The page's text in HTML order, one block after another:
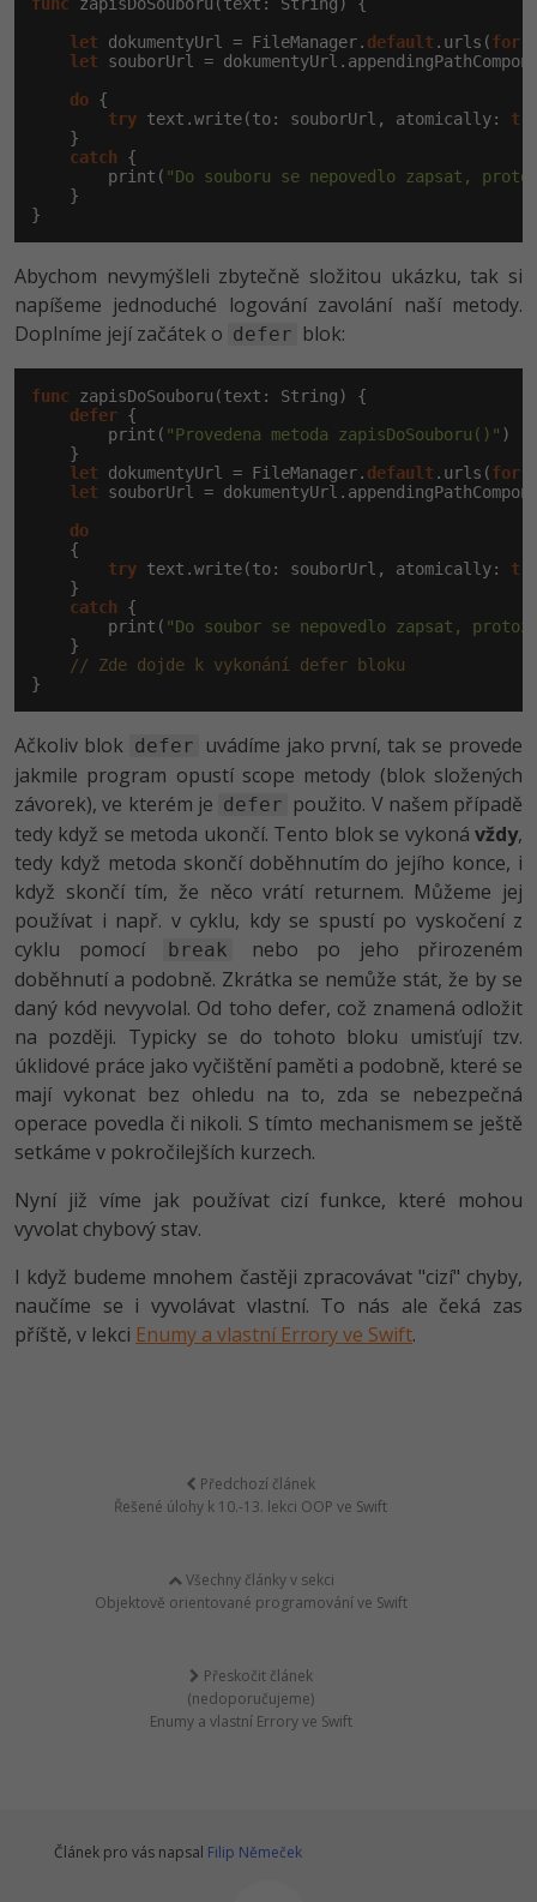
let dokumentyUrl = FileManager. default .urls(for
let souborUrl =
do {
try text.write(to: souborUrl, atomically:
    }
catch {
        print(
"Do souboru se nepovedlo zapsat,
    }
}
Abychom nevymýšleli zbytečně složitou ukázku, tak si
napíšeme jednoduché logování zavolání naší metody.
Doplníme její začátek o defer blok:
func zapisDoSouboru(text: String) {
defer {
        print(
"Provedena metoda zapisDoSouboru()" )
    }
let dokumentyUrl = FileManager. default .urls(for
let souborUrl =
do
    {
try text.write(to: souborUrl, atomically:
    }
catch {
        print(
"Do soubor se nepovedlo zapsat,
    }
// Zde dojde k vykonání defer bloku
}
Ačkoliv blok defer
uvádíme jako první, tak se provede
jakmile program opustí scope metody (blok složených
závorek), ve kterém je defer použito. V našem případě
tedy když se metoda ukončí. Tento blok se vykoná vždy,
tedy když metoda skončí doběhnutím do jejího konce, i
když skončí tím, že něco vrátí returnem. Můžeme jej
používat i např. v cyklu, kdy se spustí po vyskočení z
cyklu pomocí
break
nebo po jeho přirozeném
doběhnutí a podobně. Zkrátka se nemůže stát, že by se
daný kód nevyvolal. Od toho defer, což znamená odložit
na později. Typicky se do tohoto bloku umisťují tzv.
úklidové práce jako vyčištění paměti a podobně, které se
mají vykonat bez ohledu na to, zda se nebezpečná
operace povedla či nikoli. S tímto mechanismem se ještě
setkáme v pokročilejších kurzech.
Nyní již víme jak používat cizí funkce, které mohou
vyvolat chybový stav.
I když budeme mnohem častěji zpracovávat "cizí" chyby,
naučíme se i vyvolávat vlastní. To nás ale čeká zas
příště, v lekci Enumy a vlastní Errory ve Swift.
Předchozí článek
Řešené úlohy k 10.-13. lekci OOP ve Swift
Všechny články v sekci
Objektově orientované programování ve Swift
Přeskočit článek
(nedoporučujeme)
Enumy a vlastní Errory ve Swift
Článek pro vás napsal Filip Němeček